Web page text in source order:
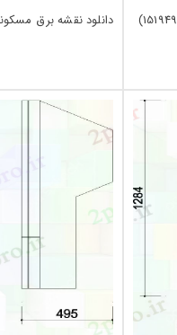
دانلود نقشه برق